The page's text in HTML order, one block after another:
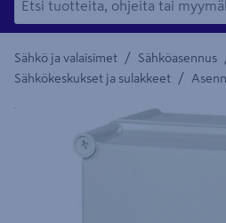
Sähkö ja valaisimet / Sähköasennus
Sähkökeskukset ja sulakkeet /
Yksityiskohtainen kuvaus löytyy